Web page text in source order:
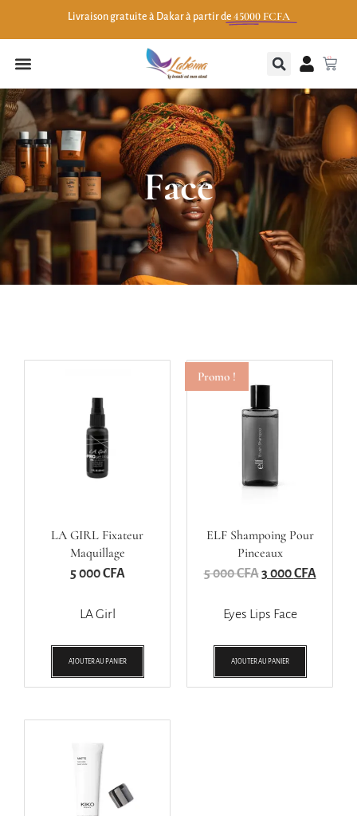
Livraison gratuite à Dakar à partir de 45000 FCFA
0
Face
LA GIRL Fixateur
Maquillage
5 000CFA
LA Girl
AJOUTER AU PANIER
Promo !
ELF Shampoing Pour
Pinceaux
5 000CFA3 000CFA
Eyes Lips Face
AJOUTER AU PANIER